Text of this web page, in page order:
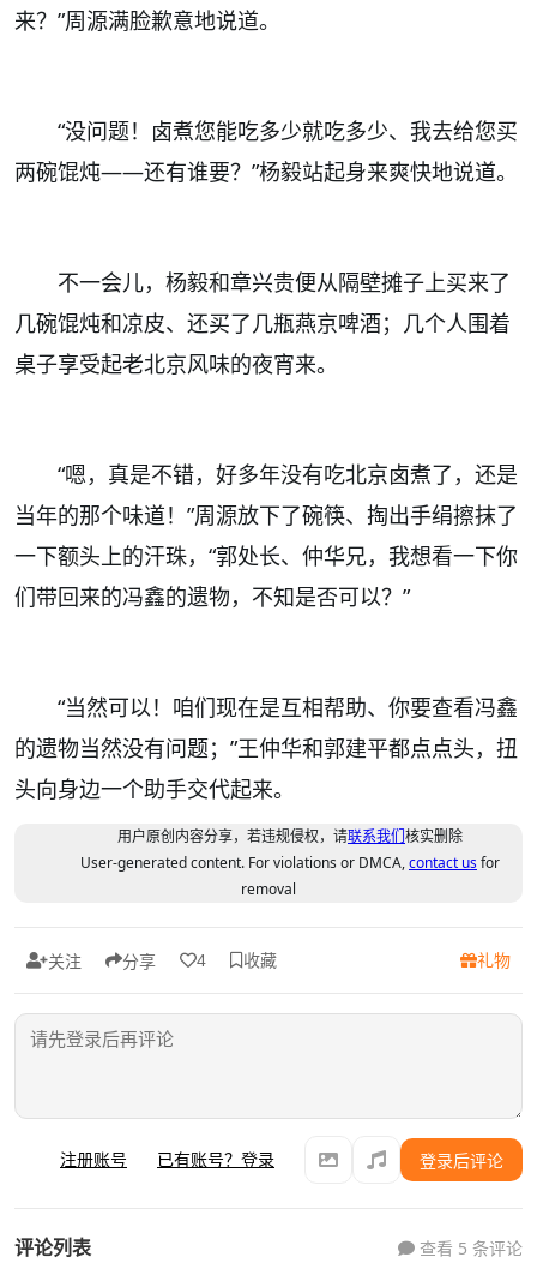
来？”周源满脸歉意地说道。
“没问题！卤煮您能吃多少就吃多少、我去给您买
两碗馄炖——还有谁要？”杨毅站起身来爽快地说道。
不一会儿，杨毅和章兴贵便从隔壁摊子上买来了
几碗馄炖和凉皮、还买了几瓶燕京啤酒；几个人围着
桌子享受起老北京风味的夜宵来。
“嗯，真是不错，好多年没有吃北京卤煮了，还是
当年的那个味道！”周源放下了碗筷、掏出手绢擦抹了
一下额头上的汗珠，“郭处长、仲华兄，我想看一下你
们带回来的冯鑫的遗物，不知是否可以？”
“当然可以！咱们现在是互相帮助、你要查看冯鑫
的遗物当然没有问题；”王仲华和郭建平都点点头，扭
头向身边一个助手交代起来。
用户原创内容分享，若违规侵权，请联系我们核实删除
User-generated content. For violations or DMCA,contact usfor
removal
关注 分享 4 收藏 礼物
注册账号 已有账号？登录 登录后评论
评论列表 查看 5 条评论